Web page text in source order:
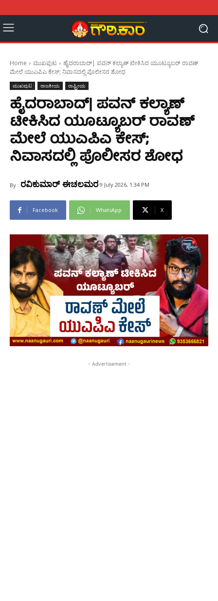
Home ಮುಖಪುಟ
ಹೈದರಾಬಾದ್‌| ಪವನ್‌ ಕಲ್ಯಾಣ್‌ ಟೀಕಿಸಿದ ಯೂಟ್ಯೂಬರ್ ರಾವಣ್
ಮೇಲೆ ಯುಎಪಿಎ ಕೇಸ್; ನಿವಾಸದಲ್ಲಿ ಪೊಲೀಸರ ಶೋಧ
ಮುಖಪುಟ ರಾಜಕೀಯ ರಾಷ್ಟ್ರೀಯ
ಹೈದರಾಬಾದ್‌| ಪವನ್‌ ಕಲ್ಯಾಣ್‌
ಟೀಕಿಸಿದ ಯೂಟ್ಯೂಬರ್ ರಾವಣ್
ಮೇಲೆ ಯುಎಪಿಎ ಕೇಸ್;
ನಿವಾಸದಲ್ಲಿ ಪೊಲೀಸರ ಶೋಧ
By : ರವಿಕುಮಾರ್ ಈಚಲಮರ 9 July 2026, 1:34 PM
Facebook WhatsApp X
- Advertisement -